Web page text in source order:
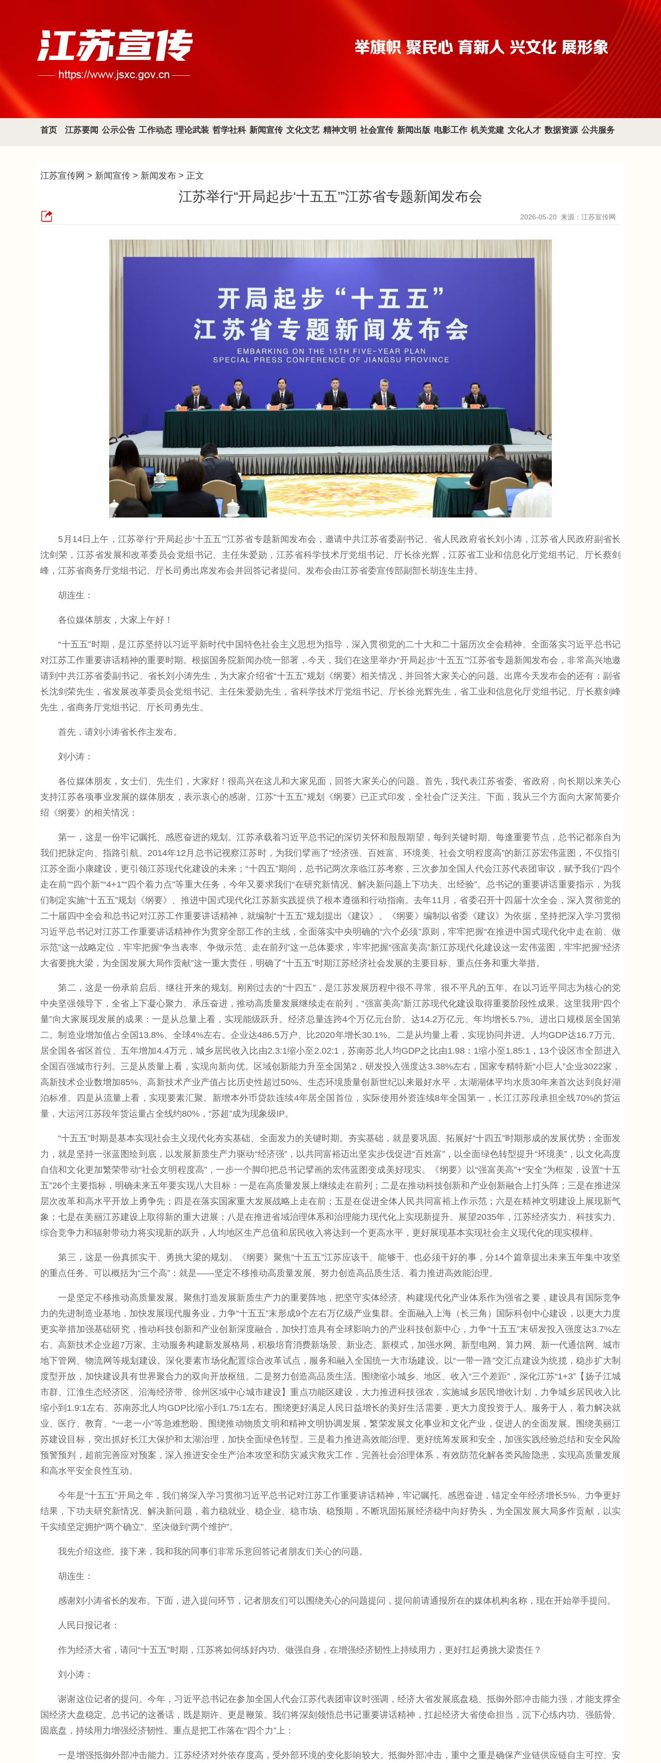
首页 江苏要闻 公示公告 工作动态 理论武装 哲学社科 新闻宣传 文化文艺 精神文明 社会宣传 新闻出版 电影工作 机关党建 文化人才 数据资源 公共服务
江苏宣传网 > 新闻宣传 > 新闻发布 > 正文
江苏举行“开局起步‘十五五’”江苏省专题新闻发布会
2026-05-20 来源：江苏宣传网
5月14日上午，江苏举行“开局起步‘十五五’”江苏省专题新闻发布会，邀请中共江苏省委副书记、省人民政府省长刘小涛，江苏省人民政府副省长
沈剑荣，江苏省发展和改革委员会党组书记、主任朱爱勋，江苏省科学技术厅党组书记、厅长徐光辉，江苏省工业和信息化厅党组书记、厅长蔡剑
峰，江苏省商务厅党组书记、厅长司勇出席发布会并回答记者提问。发布会由江苏省委宣传部副部长胡连生主持。
胡连生：
各位媒体朋友，大家上午好！
“十五五”时期，是江苏坚持以习近平新时代中国特色社会主义思想为指导，深入贯彻党的二十大和二十届历次全会精神、全面落实习近平总书记
对江苏工作重要讲话精神的重要时期。根据国务院新闻办统一部署，今天，我们在这里举办“开局起步‘十五五’”江苏省专题新闻发布会，非常高兴地邀
请到中共江苏省委副书记、省长刘小涛先生，为大家介绍省“十五五”规划《纲要》相关情况，并回答大家关心的问题。出席今天发布会的还有：副省
长沈剑荣先生，省发展改革委员会党组书记、主任朱爱勋先生，省科学技术厅党组书记、厅长徐光辉先生，省工业和信息化厅党组书记、厅长蔡剑峰
先生，省商务厅党组书记、厅长司勇先生。
首先，请刘小涛省长作主发布。
刘小涛：
各位媒体朋友，女士们、先生们，大家好！很高兴在这儿和大家见面，回答大家关心的问题。首先，我代表江苏省委、省政府，向长期以来关心
支持江苏各项事业发展的媒体朋友，表示衷心的感谢。江苏“十五五”规划《纲要》已正式印发，全社会广泛关注。下面，我从三个方面向大家简要介
绍《纲要》的相关情况：
第一，这是一份牢记嘱托、感恩奋进的规划。江苏承载着习近平总书记的深切关怀和殷殷期望，每到关键时期、每逢重要节点，总书记都亲自为
我们把脉定向、指路引航。2014年12月总书记视察江苏时，为我们擘画了“经济强、百姓富、环境美、社会文明程度高”的新江苏宏伟蓝图，不仅指引
江苏全面小康建设，更引领江苏现代化建设的未来；“十四五”期间，总书记两次亲临江苏考察，三次参加全国人代会江苏代表团审议，赋予我们“四个
走在前”“四个新”“4+1”“四个着力点”等重大任务，今年又要求我们“在研究新情况、解决新问题上下功夫、出经验”。总书记的重要讲话重要指示，为我
们制定实施“十五五”规划《纲要》、推进中国式现代化江苏新实践提供了根本遵循和行动指南。去年11月，省委召开十四届十次全会，深入贯彻党的
二十届四中全会和总书记对江苏工作重要讲话精神，就编制“十五五”规划提出《建议》。《纲要》编制以省委《建议》为依据，坚持把深入学习贯彻
习近平总书记对江苏工作重要讲话精神作为贯穿全部工作的主线，全面落实中央明确的“六个必须”原则，牢牢把握“在推进中国式现代化中走在前、做
示范”这一战略定位，牢牢把握“争当表率、争做示范、走在前列”这一总体要求，牢牢把握“强富美高”新江苏现代化建设这一宏伟蓝图，牢牢把握“经济
大省要挑大梁，为全国发展大局作贡献”这一重大责任，明确了“十五五”时期江苏经济社会发展的主要目标、重点任务和重大举措。
第二，这是一份承前启后、继往开来的规划。刚刚过去的“十四五”，是江苏发展历程中很不寻常、很不平凡的五年。在以习近平同志为核心的党
中央坚强领导下，全省上下凝心聚力、承压奋进，推动高质量发展继续走在前列，“强富美高”新江苏现代化建设取得重要阶段性成果。这里我用“四个
量”向大家展现发展的成果：一是从总量上看，实现能级跃升。经济总量连跨4个万亿元台阶、达14.2万亿元、年均增长5.7%。进出口规模居全国第
二。制造业增加值占全国13.8%、全球4%左右。企业达486.5万户、比2020年增长30.1%。二是从均量上看，实现协同并进。人均GDP达16.7万元、
居全国各省区首位、五年增加4.4万元，城乡居民收入比由2.3:1缩小至2.02:1，苏南苏北人均GDP之比由1.98：1缩小至1.85:1，13个设区市全部进入
全国百强城市行列‌。三是从质量上看，实现向新向优。区域创新能力升至全国第2，研发投入强度达3.38%左右，国家专精特新“小巨人”企业3022家，
高新技术企业数增加85%、高新技术产业产值占比历史性超过50%。生态环境质量创新世纪以来最好水平，太湖湖体平均水质30年来首次达到良好湖
泊标准。四是从流量上看，实现要素汇聚。新增本外币贷款连续4年居全国首位，实际使用外资连续8年全国第一，长江江苏段承担全线70%的货运
量，大运河江苏段年货运量占全线约80%，“苏超”成为现象级IP。
“十五五”时期是基本实现社会主义现代化夯实基础、全面发力的关键时期。夯实基础，就是要巩固、拓展好“十四五”时期形成的发展优势；全面发
力，就是坚持一张蓝图绘到底，以发展新质生产力驱动“经济强”，以共同富裕迈出坚实步伐促进“百姓富”，以全面绿色转型提升“环境美”，以文化高度
自信和文化更加繁荣带动“社会文明程度高”，一步一个脚印把总书记擘画的宏伟蓝图变成美好现实。《纲要》以“强富美高”+“安全”为框架，设置“十五
五”26个主要指标，明确未来五年要实现八大目标：一是在高质量发展上继续走在前列；二是在推动科技创新和产业创新融合上打头阵；三是在推进深
层次改革和高水平开放上勇争先；四是在落实国家重大发展战略上走在前；五是在促进全体人民共同富裕上作示范；六是在精神文明建设上展现新气
象；七是在美丽江苏建设上取得新的重大进展；八是在推进省域治理体系和治理能力现代化上实现新提升。展望2035年，江苏经济实力、科技实力、
综合竞争力和辐射带动力将实现新的跃升，人均地区生产总值和居民收入将达到一个更高水平，更好展现基本实现社会主义现代化的现实模样。
第三，这是一份真抓实干、勇挑大梁的规划。《纲要》聚焦“十五五”江苏应该干、能够干、也必须干好的事，分14个篇章提出未来五年集中攻坚
的重点任务。可以概括为“三个高”：就是——坚定不移推动高质量发展、努力创造高品质生活、着力推进高效能治理。
一是坚定不移推动高质量发展。聚焦打造发展新质生产力的重要阵地，把坚守实体经济、构建现代化产业体系作为强省之要，建设具有国际竞争
力的先进制造业基地，加快发展现代服务业，力争“十五五”末形成9个左右万亿级产业集群。全面融入上海（长三角）国际科创中心建设，以更大力度
更实举措加强基础研究，推动科技创新和产业创新深度融合，加快打造具有全球影响力的产业科技创新中心，力争“十五五”末研发投入强度达3.7%左
右、高新技术企业超7万家。主动服务构建新发展格局，积极培育消费新场景、新业态、新模式，加强水网、新型电网、算力网、新一代通信网、城市
地下管网、物流网等规划建设。深化要素市场化配置综合改革试点，服务和融入全国统一大市场建设。以“一带一路”交汇点建设为统揽，稳步扩大制
度型开放，加快建设具有世界聚合力的双向开放枢纽。二是努力创造高品质生活。围绕缩小城乡、地区、收入“三个差距”，深化江苏“1+3”【扬子江城
市群、江淮生态经济区、沿海经济带、徐州区域中心城市建设】重点功能区建设，大力推进科技强农，实施城乡居民增收计划，力争城乡居民收入比
缩小到1.9:1左右、苏南苏北人均GDP比缩小到1.75:1左右。围绕更好满足人民日益增长的美好生活需要，更大力度投资于人、服务于人，着力解决就
业、医疗、教育、“一老一小”等急难愁盼。围绕推动物质文明和精神文明协调发展，繁荣发展文化事业和文化产业，促进人的全面发展。围绕美丽江
苏建设目标，突出抓好长江大保护和太湖治理，加快全面绿色转型。三是着力推进高效能治理。更好统筹发展和安全，加强实践经验总结和安全风险
预警预判，超前完善应对预案，深入推进安全生产治本攻坚和防灾减灾救灾工作，完善社会治理体系，有效防范化解各类风险隐患，实现高质量发展
和高水平安全良性互动。
今年是“十五五”开局之年，我们将深入学习贯彻习近平总书记对江苏工作重要讲话精神，牢记嘱托、感恩奋进，锚定全年经济增长5%、力争更好
结果，下功夫研究新情况、解决新问题，着力稳就业、稳企业、稳市场、稳预期，不断巩固拓展经济稳中向好势头，为全国发展大局多作贡献，以实
干实绩坚定拥护“两个确立”、坚决做到“两个维护”。
我先介绍这些。接下来，我和我的同事们非常乐意回答记者朋友们关心的问题。
胡连生：
感谢刘小涛省长的发布。下面，进入提问环节，记者朋友们可以围绕关心的问题提问，提问前请通报所在的媒体机构名称，现在开始举手提问。
人民日报记者：
作为经济大省，请问“十五五”时期，江苏将如何练好内功、做强自身，在增强经济韧性上持续用力，更好扛起勇挑大梁责任？
刘小涛：
谢谢这位记者的提问。今年，习近平总书记在参加全国人代会江苏代表团审议时强调，经济大省发展底盘稳、抵御外部冲击能力强，才能支撑全
国经济大盘稳定。总书记的这番话，既是期许、更是鞭策。我们将深刻领悟总书记重要讲话精神，扛起经济大省使命担当，沉下心练内功、强筋骨、
固底盘，持续用力增强经济韧性。重点是把工作落在“四个力”上：
一是增强抵御外部冲击能力。江苏经济对外依存度高，受外部环境的变化影响较大。抵御外部冲击，重中之重是确保产业链供应链自主可控、安